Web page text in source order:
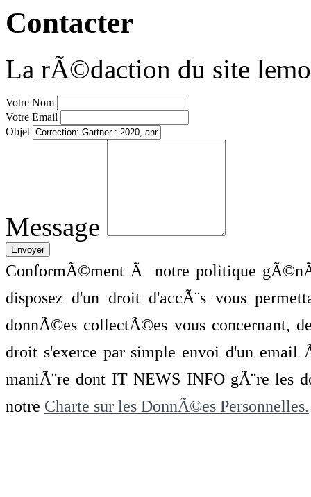
Contacter
La rÃ©daction du site
Votre Nom
Votre Email
Objet
Message
ConformÃ©ment Ã notre politique
disposez d'un droit d'accÃ¨s vous
donnÃ©es collectÃ©es vous concernant,
droit s'exerce par simple envoi d'un
maniÃ¨re dont IT NEWS INFO gÃ¨re les
notre Charte sur les DonnÃ©es Personnelles.